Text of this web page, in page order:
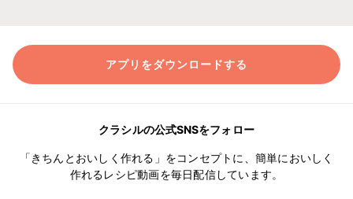
アプリをダウンロードする
クラシルの公式SNSをフォロー
「きちんとおいしく作れる」をコンセプトに、簡単においしく
作れるレシピ動画を毎日配信しています。